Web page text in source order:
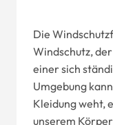
Die
Windschutz,
einer sich
Umgebung
Kleidung weht,
unserem